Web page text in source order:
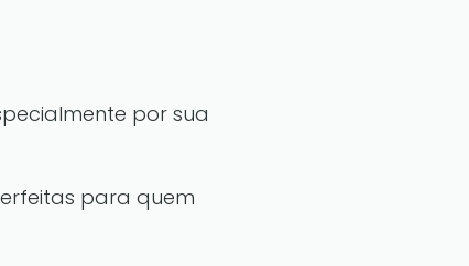
por sua
para quem